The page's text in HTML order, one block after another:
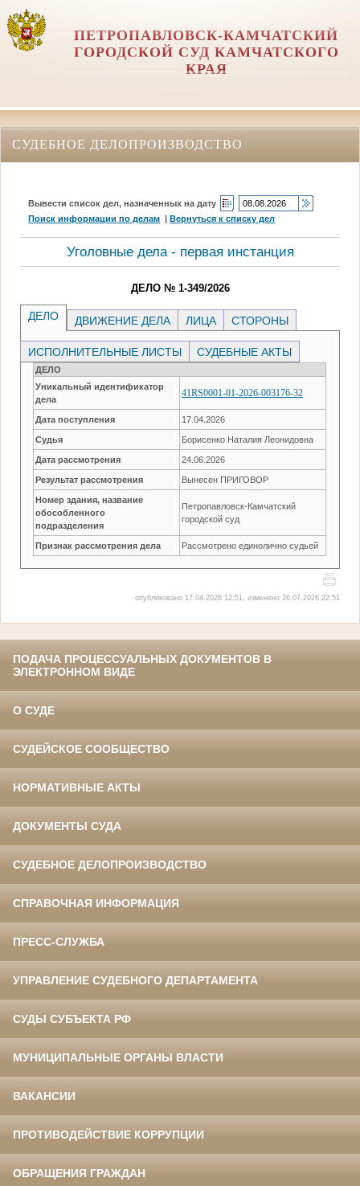
ПЕТРОПАВЛОВСК-КАМЧАТСКИЙ
ГОРОДСКОЙ СУД КАМЧАТСКОГО
КРАЯ
СУДЕБНОЕ ДЕЛОПРОИЗВОДСТВО
Вывести список дел, назначенных на дату
Поиск информации по делам |Вернуться к списку дел
Уголовные дела - первая инстанция
ДЕЛО № 1-349/2026
ДЕЛО ДВИЖЕНИЕ ДЕЛА ЛИЦА СТОРОНЫ
ИСПОЛНИТЕЛЬНЫЕ ЛИСТЫ СУДЕБНЫЕ АКТЫ
ДЕЛО
Уникальный идентификатор
дела
41RS0001-01-2026-003176-32
Дата поступления 17.04.2026
Судья Борисенко Наталия Леонидовна
Дата рассмотрения 24.06.2026
Результат рассмотрения Вынесен ПРИГОВОР
Номер здания, название
обособленного
подразделения
Петропавловск-Камчатский
городской суд
Признак рассмотрения дела Рассмотрено единолично судьей
опубликовано 17.04.2026 12:51, изменено 26.07.2026 22:51
ПОДАЧА ПРОЦЕССУАЛЬНЫХ ДОКУМЕНТОВ В
ЭЛЕКТРОННОМ ВИДЕ
О СУДЕ
СУДЕЙСКОЕ СООБЩЕСТВО
НОРМАТИВНЫЕ АКТЫ
ДОКУМЕНТЫ СУДА
СУДЕБНОЕ ДЕЛОПРОИЗВОДСТВО
СПРАВОЧНАЯ ИНФОРМАЦИЯ
ПРЕСС-СЛУЖБА
УПРАВЛЕНИЕ СУДЕБНОГО ДЕПАРТАМЕНТА
СУДЫ СУБЪЕКТА РФ
МУНИЦИПАЛЬНЫЕ ОРГАНЫ ВЛАСТИ
ВАКАНСИИ
ПРОТИВОДЕЙСТВИЕ КОРРУПЦИИ
ОБРАЩЕНИЯ ГРАЖДАН